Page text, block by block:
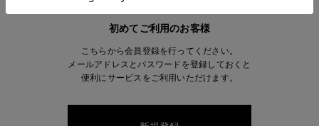
初めてご利用のお客様
こちらから会員登録を行ってください。
メールアドレスとパスワードを登録しておくと
便利にサービスをご利用いただけます。